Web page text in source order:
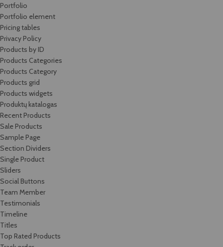
Portfolio
Portfolio element
Pricing tables
Privacy Policy
Products by ID
Products Categories
Products Category
Products grid
Products widgets
Produktų katalogas
Recent Products
Sale Products
Sample Page
Section Dividers
Single Product
Sliders
Social Buttons
Team Member
Testimonials
Timeline
Titles
Top Rated Products